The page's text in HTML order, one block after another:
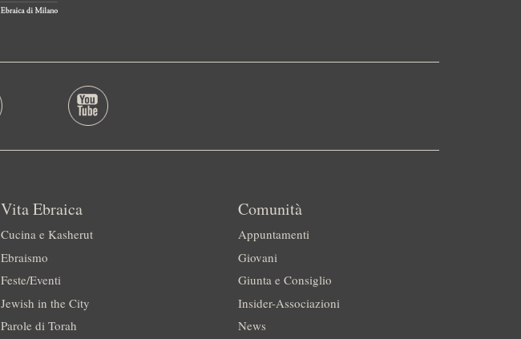
Vita Ebraica
Cucina e Kasherut
Ebraismo
Feste/Eventi
Jewish in the City
Parole di Torah
Comunità
Appuntamenti
Giovani
Giunta e Consiglio
Insider-Associazioni
News